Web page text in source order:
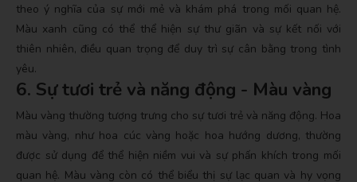
theo ý nghĩa của sự mới mẻ và khám phá trong mối quan hệ.
Màu xanh cũng có thể thể hiện sự thư giãn và sự kết nối với
thiên nhiên, điều quan trọng để duy trì sự cân bằng trong tình
yêu.
6. Sự tươi trẻ và năng động - Màu vàng
Màu vàng thường tượng trưng cho sự tươi trẻ và năng động. Hoa
màu vàng, như hoa cúc vàng hoặc hoa hướng dương, thường
được sử dụng để thể hiện niềm vui và sự phấn khích trong mối
quan hệ. Màu vàng còn có thể biểu thị sự lạc quan và hy vọng